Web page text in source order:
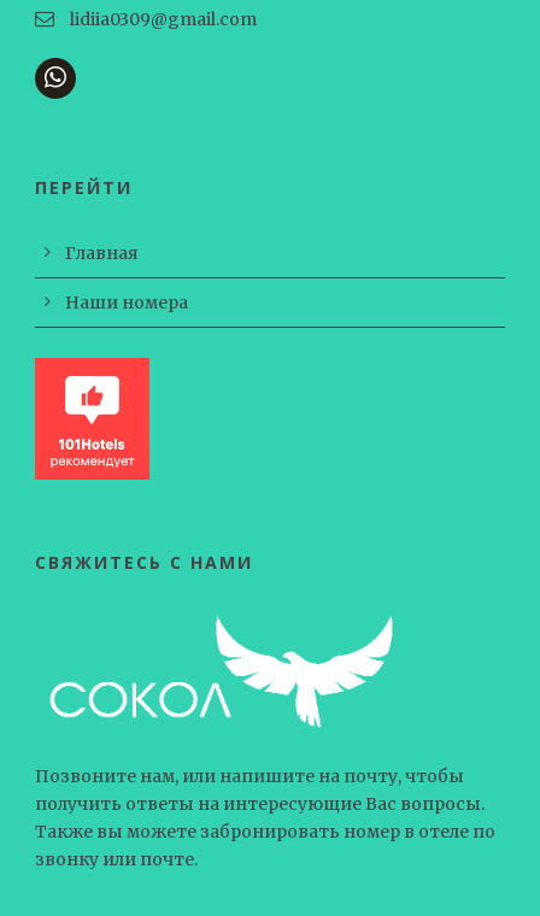
lidiia0309@gmail.com
ПЕРЕЙТИ
Главная
Наши номера
СВЯЖИТЕСЬ С НАМИ
Позвоните нам, или напишите на почту, чтобы
получить ответы на интересующие Вас вопросы.
Также вы можете забронировать номер в отеле по
звонку или почте.